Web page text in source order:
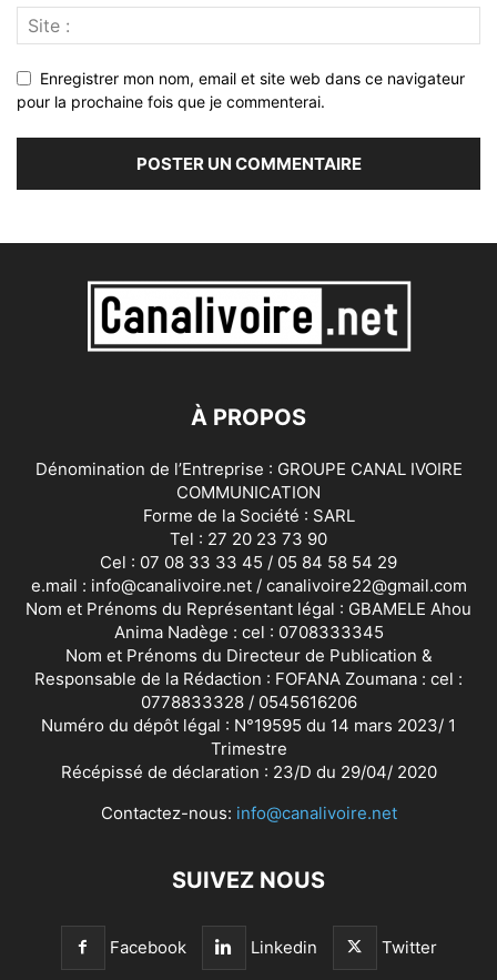
Enregistrer mon nom, email et site web dans ce navigateur
pour la prochaine fois que je commenterai.
À PROPOS
Dénomination de l’Entreprise : GROUPE CANAL IVOIRE
COMMUNICATION
Forme de la Société : SARL
Tel : 27 20 23 73 90
Cel : 07 08 33 33 45 / 05 84 58 54 29
e.mail : info@canalivoire.net / canalivoire22@gmail.com
Nom et Prénoms du Représentant légal : GBAMELE Ahou
Anima Nadège : cel : 0708333345
Nom et Prénoms du Directeur de Publication &
Responsable de la Rédaction : FOFANA Zoumana : cel :
0778833328 / 0545616206
Numéro du dépôt légal : N°19595 du 14 mars 2023/ 1
Trimestre
Récépissé de déclaration : 23/D du 29/04/ 2020
Contactez-nous: info@canalivoire.net
SUIVEZ NOUS
Facebook Linkedin Twitter